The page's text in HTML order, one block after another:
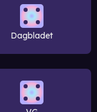
Dagbladet